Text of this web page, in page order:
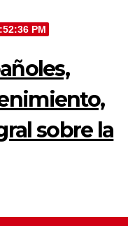
PM
sobre la